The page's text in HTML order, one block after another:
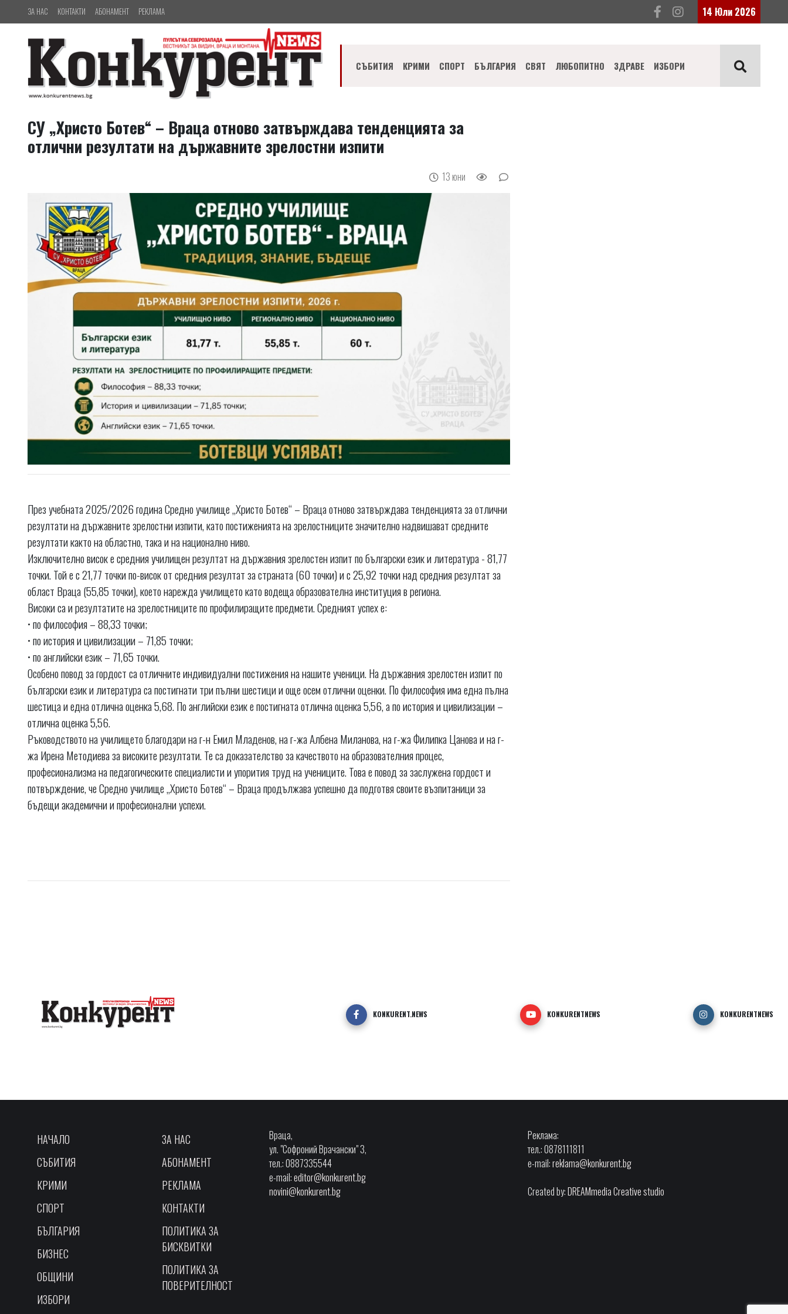
ЗА НАС КОНТАКТИ АБОНАМЕНТ РЕКЛАМА 14 Юли 2026
СЪБИТИЯ КРИМИ СПОРТ БЪЛГАРИЯ СВЯТ ЛЮБОПИТНО ЗДРАВЕ ИЗБОРИ
СУ „Христо Ботев“ – Враца отново затвърждава тенденцията за
отлични резултати на държавните зрелостни изпити
13 юни
През учебната 2025/2026 година Средно училище „Христо Ботев“ – Враца отново затвърждава тенденцията за отлични
резултати на държавните зрелостни изпити, като постиженията на зрелостниците значително надвишават средните
резултати както на областно, така и на национално ниво.
Изключително висок е средния училищен резултат на държавния зрелостен изпит по български език и литература - 81,77
точки. Той е с 21,77 точки по-висок от средния резултат за страната (60 точки) и с 25,92 точки над средния резултат за
област Враца (55,85 точки), което нарежда училището като водеща образователна институция в региона.
Високи са и резултатите на зрелостниците по профилиращите предмети. Средният успех е:
• по философия – 88,33 точки;
• по история и цивилизации – 71,85 точки;
• по английски език – 71,65 точки.
Особено повод за гордост са отличните индивидуални постижения на нашите ученици. На държавния зрелостен изпит по
български език и литература са постигнати три пълни шестици и още осем отлични оценки. По философия има една пълна
шестица и една отлична оценка 5,68. По английски език е постигната отлична оценка 5,56, а по история и цивилизации –
отлична оценка 5,56.
Ръководството на училището благодари на г-н Емил Младенов, на г-жа Албена Миланова, на г-жа Филипка Цанова и на г-
жа Ирена Методиева за високите резултати. Те са доказателство за качеството на образователния процес,
професионализма на педагогическите специалисти и упорития труд на учениците. Това е повод за заслужена гордост и
потвърждение, че Средно училище „Христо Ботев“ – Враца продължава успешно да подготвя своите възпитаници за
бъдещи академични и професионални успехи.
KONKURENT.NEWS KONKURENTNEWS KONKURENTNEWS
НАЧАЛО
СЪБИТИЯ
КРИМИ
СПОРТ
БЪЛГАРИЯ
БИЗНЕС
ОБЩИНИ
ИЗБОРИ
ЗА НАС
АБОНАМЕНТ
РЕКЛАМА
КОНТАКТИ
ПОЛИТИКА ЗА
БИСКВИТКИ
ПОЛИТИКА ЗА
ПОВЕРИТЕЛНОСТ
Враца,
ул. "Софроний Врачански" 3,
тел.: 0887335544
e-mail:editor@konkurent.bg
novini@konkurent.bg
Реклама:
тел.: 0878111811
e-mail:reklama@konkurent.bg
Created by:DREAMmedia Creative studio